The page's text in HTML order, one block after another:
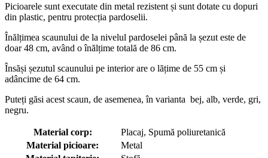
Picioarele sunt executate din metal rezistent și sunt dotate cu dopuri
din plastic, pentru protecția pardoselii.
Înălțimea scaunului de la nivelul pardoselei până la șezut este de
doar 48 cm, având o înălțime totală de 86 cm.
Însăși șezutul scaunului pe interior are o lățime de 55 cm și
adâncime de 64 cm.
Puteți găsi acest scaun, de asemenea, în varianta bej, alb, verde, gri,
negru.
Material corp:
Placaj, Spumă poliuretanică
Material picioare:
Metal